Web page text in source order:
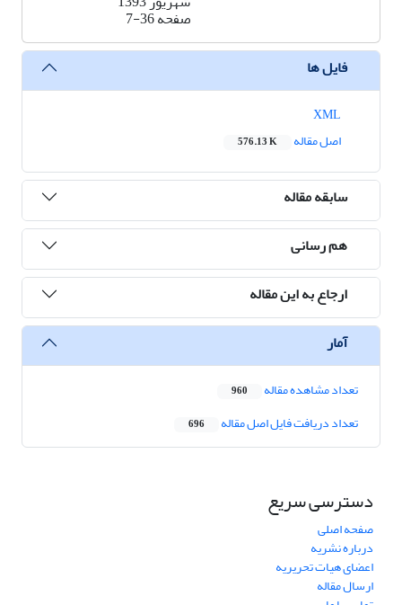
صفحه7-36
فایل ها
اصل مقاله
576.13 K
سابقه مقاله
هم رسانی
ارجاع به این مقاله
آمار
تعداد مشاهده مقاله 960
تعداد دریافت فایل اصل مقاله 696
دسترسی سریع
صفحه اصلی
درباره نشریه
اعضای هیات تحریریه
ارسال مقاله